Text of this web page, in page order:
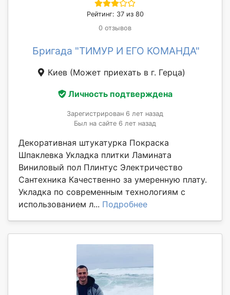
Рейтинг: 37 из 80
0 отзывов
Бригада "ТИМУР И ЕГО КОМАНДА"
Киев (Может приехать в г. Герца)
Личность подтверждена
Зарегистрирован 6 лет назад
Был на сайте 6 лет назад
Декоративная штукатурка Покраска
Шпаклевка Укладка плитки Ламината
Виниловый пол Плинтус Электричество
Сантехника Качественно за умеренную плату.
Укладка по современным технологиям с
использованием л... Подробнее